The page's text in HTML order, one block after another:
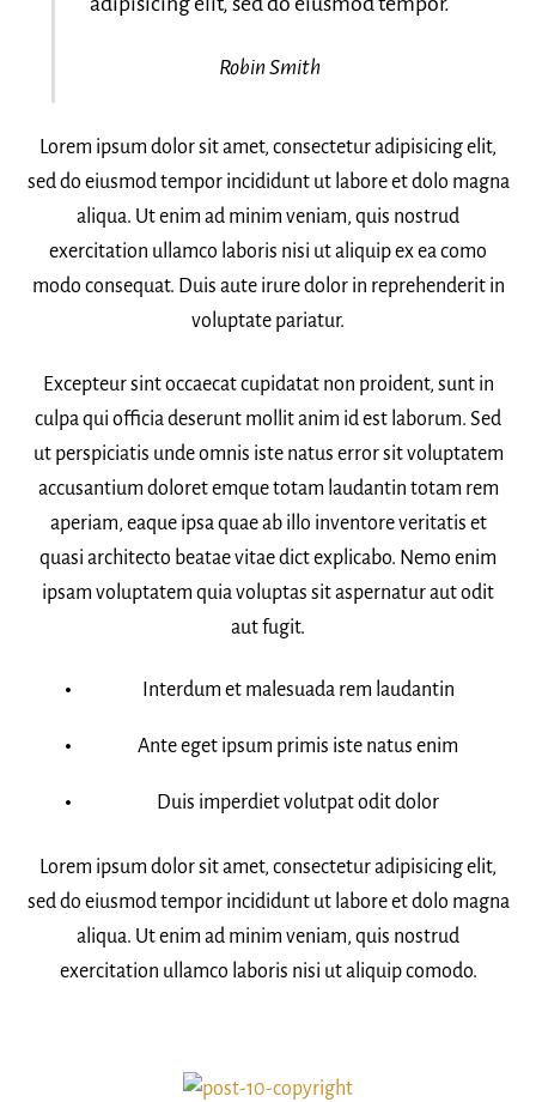
Robin Smith
Lorem ipsum dolor sit amet, consectetur adipisicing elit,
sed do eiusmod tempor incididunt ut labore et dolo magna
aliqua. Ut enim ad minim veniam, quis nostrud
exercitation ullamco laboris nisi ut aliquip ex ea como
modo consequat. Duis aute irure dolor in reprehenderit in
voluptate pariatur.
Excepteur sint occaecat cupidatat non proident, sunt in
culpa qui officia deserunt mollit anim id est laborum. Sed
ut perspiciatis unde omnis iste natus error sit voluptatem
accusantium doloret emque totam laudantin totam rem
aperiam, eaque ipsa quae ab illo inventore veritatis et
quasi architecto beatae vitae dict explicabo. Nemo enim
ipsam voluptatem quia voluptas sit aspernatur aut odit
aut fugit.
Interdum et malesuada rem laudantin
Ante eget ipsum primis iste natus enim
Duis imperdiet volutpat odit dolor
Lorem ipsum dolor sit amet, consectetur adipisicing elit,
sed do eiusmod tempor incididunt ut labore et dolo magna
aliqua. Ut enim ad minim veniam, quis nostrud
exercitation ullamco laboris nisi ut aliquip comodo.